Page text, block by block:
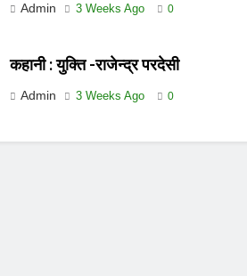
Admin 3 Weeks Ago 0
कहानी : युक्ति -राजेन्द्र परदेसी
Admin 3 Weeks Ago 0